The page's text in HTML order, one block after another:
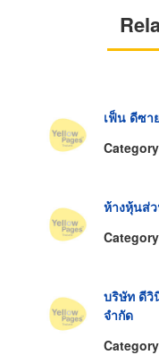
เฟ็น ดีซา
ห้างหุ้นส่
บริษัท ดีวิ
จำกัด